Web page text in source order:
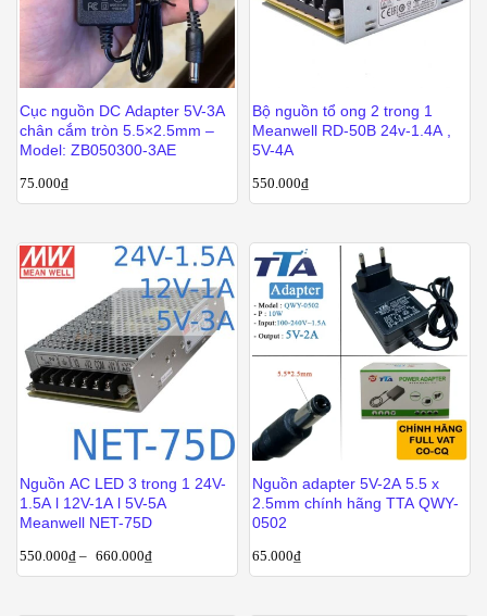
Cục nguồn DC Adapter 5V-3A
chân cắm tròn 5.5×2.5mm –
Model: ZB050300-3AE
75.000₫
Bộ nguồn tổ ong 2 trong 1
Meanwell RD-50B 24v-1.4A ,
5V-4A
550.000₫
Nguồn AC LED 3 trong 1 24V-
1.5A l 12V-1A l 5V-5A
Meanwell NET-75D
550.000₫ – 660.000₫
Nguồn adapter 5V-2A 5.5 x
2.5mm chính hãng TTA QWY-
0502
65.000₫